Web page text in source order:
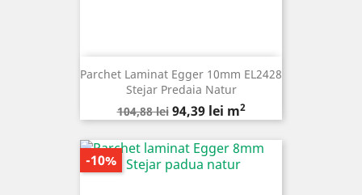
Parchet Laminat Egger 10mm EL2428
Stejar Predaia Natur
Pret
de
baza
104,88 lei Pret
94,39 lei m2
-10%